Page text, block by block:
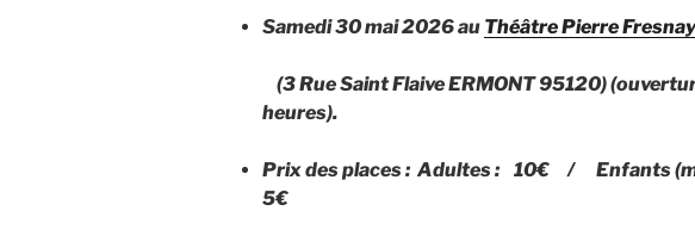
Samedi 30 mai 2026 au Théâtre Pierre Fresnay
(3 Rue Saint Flaive ERMONT 95120)
heures).
Prix des places : Adultes : 10€ / Enfants
5€